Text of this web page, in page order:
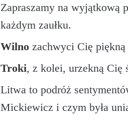
Zapraszamy na wyjątkową
każdym zaułku.
Wilno zachwyci Cię
Troki, z kolei, urzekną Cię
Litwa to podróż
Mickiewicz i czym była